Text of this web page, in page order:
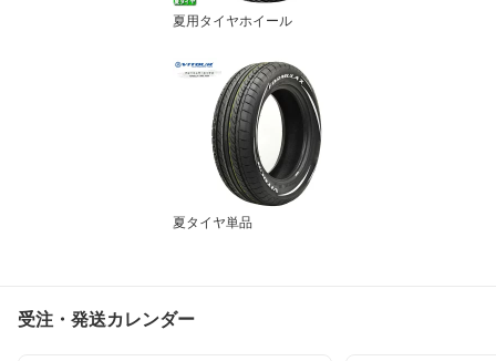
夏用タイヤホイール
夏タイヤ単品
受注・発送カレンダー